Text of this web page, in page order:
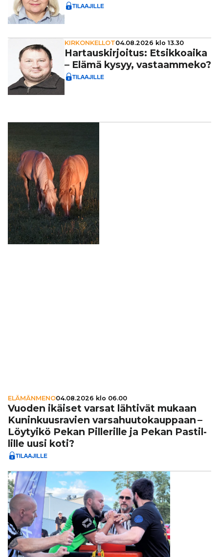
KIRKONKELLOT04.08.2026 klo 13.30
Har­taus­kir­joi­tus: Etsik­ko­aika
– Elämä kysyy, vas­taam­meko?
ELÄMÄNMENO04.08.2026 klo 06.00
Vuoden ikäiset varsat lähtivät mukaan
Kunin­kuus­ra­vien var­sa­huu­to­kaup­paan –
Löytyikö Pekan Pil­le­rille ja Pekan Pas­til­
lille uusi koti?